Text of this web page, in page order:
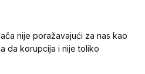
nije poražavajući za nas kao
da korupcija i nije toliko